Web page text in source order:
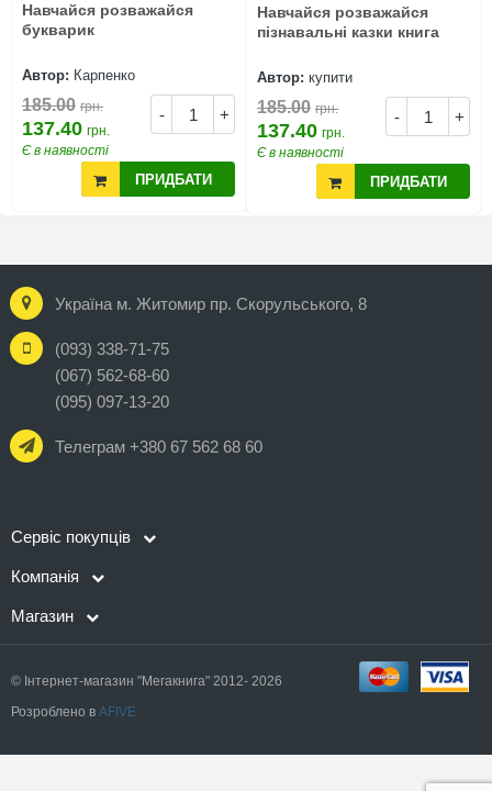
Навчайся розважайся
букварик
Автор: Карпенко
- +
185.00 грн.
137.40 грн.
Є в наявності
ПРИДБАТИ
Навчайся розважайся
пізнавальні казки книга
Автор: купити
- +
185.00 грн.
137.40 грн.
Є в наявності
ПРИДБАТИ
Україна м. Житомир пр. Скорульського, 8
(093) 338-71-75
(067) 562-68-60
(095) 097-13-20
Телеграм +380 67 562 68 60
Сервіс покупців
Компанія
Магазин
© Інтернет-магазин "Мегакнига" 2012- 2026
Розроблено в AFIVE